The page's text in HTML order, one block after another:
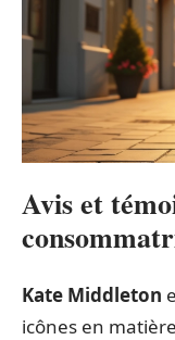
Avis et
Kate Middleton
icônes en